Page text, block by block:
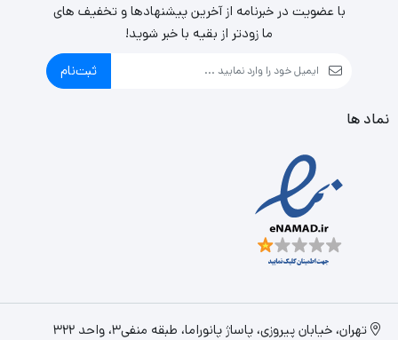
با عضویت در خبرنامه از آخرین پیشنهادها و تخفیف های
ما زودتر از بقیه با خبر شوید!
ثبت‌نام
نماد ها
تهران، خیابان پیروزی، پاساژ پانوراما، طبقه منفی3، واحد 322